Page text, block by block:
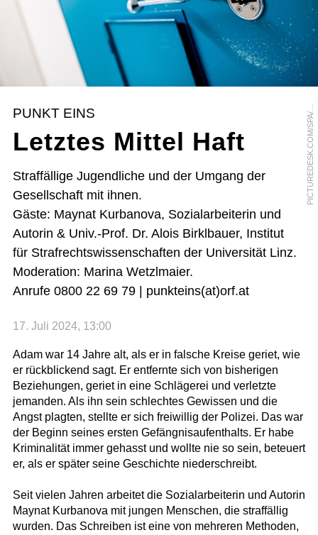
P
I
C
T
U
R
E
D
E
S
K
.
C
O
M
/
S
P
A
/
H
A
U
K
E
-
C
H
R
I
S
T
I
A
N
D
I
T
T
R
I
C
H
PUNKT EINS
Letztes Mittel Haft
Straffällige Jugendliche und der Umgang der
Gesellschaft mit ihnen.
Gäste: Maynat Kurbanova, Sozialarbeiterin und
Autorin & Univ.-Prof. Dr. Alois Birklbauer, Institut
für Strafrechtswissenschaften der Universität Linz.
Moderation: Marina Wetzlmaier.
Anrufe 0800 22 69 79 | punkteins(at)orf.at
17. Juli 2024, 13:00
Adam war 14 Jahre alt, als er in falsche Kreise geriet, wie
er rückblickend sagt. Er entfernte sich von bisherigen
Beziehungen, geriet in eine Schlägerei und verletzte
jemanden. Als ihn sein schlechtes Gewissen und die
Angst plagten, stellte er sich freiwillig der Polizei. Das war
der Beginn seines ersten Gefängnisaufenthalts. Er habe
Kriminalität immer gehasst und wollte nie so sein, beteuert
er, als er später seine Geschichte niederschreibt.
Seit vielen Jahren arbeitet die Sozialarbeiterin und Autorin
Maynat Kurbanova mit jungen Menschen, die straffällig
wurden. Das Schreiben ist eine von mehreren Methoden,